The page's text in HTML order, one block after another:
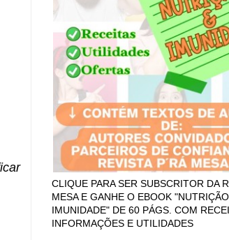
CLIQUE PARA SER SUBSCRITOR DA
MESA E GANHE O EBOOK
IMUNIDADE" DE 60 PÁGS. COM
INFORMAÇÕES E UTILIDADES